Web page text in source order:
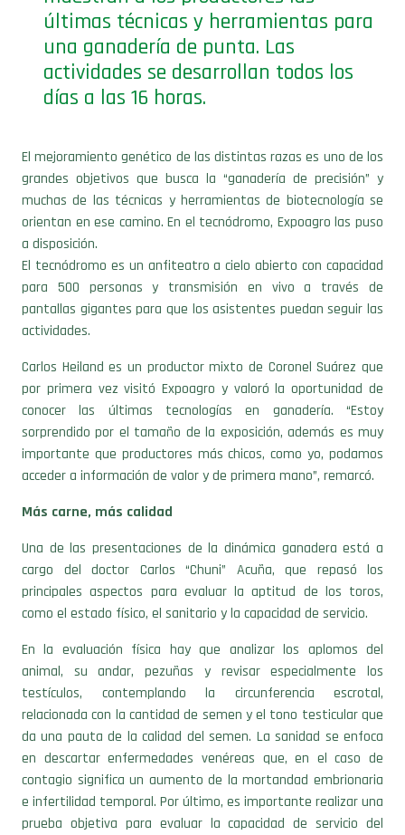
últimas técnicas y herramientas para
una ganadería de punta. Las
actividades se desarrollan todos los
días a las 16 horas.
El mejoramiento genético de las distintas razas es uno de los
grandes objetivos que busca la “ganadería de precisión” y
muchas de las técnicas y herramientas de biotecnología se
orientan en ese camino. En el tecnódromo, Expoagro las puso
a disposición.
El tecnódromo es un anfiteatro a cielo abierto con capacidad
para 500 personas y transmisión en vivo a través de
pantallas gigantes para que los asistentes puedan seguir las
actividades.
Carlos Heiland es un productor mixto de Coronel Suárez que
por primera vez visitó Expoagro y valoró la oportunidad de
conocer las últimas tecnologías en ganadería. “Estoy
sorprendido por el tamaño de la exposición, además es muy
importante que productores más chicos, como yo, podamos
acceder a información de valor y de primera mano”, remarcó.
Más carne, más calidad
Una de las presentaciones de la dinámica ganadera está a
cargo del doctor Carlos “Chuni” Acuña, que repasó los
principales aspectos para evaluar la aptitud de los toros,
como el estado físico, el sanitario y la capacidad de servicio.
En la evaluación física hay que analizar los aplomos del
animal, su andar, pezuñas y revisar especialmente los
testículos, contemplando la circunferencia escrotal,
relacionada con la cantidad de semen y el tono testicular que
da una pauta de la calidad del semen. La sanidad se enfoca
en descartar enfermedades venéreas que, en el caso de
contagio significa un aumento de la mortandad embrionaria
e infertilidad temporal. Por último, es importante realizar una
prueba objetiva para evaluar la capacidad de servicio del